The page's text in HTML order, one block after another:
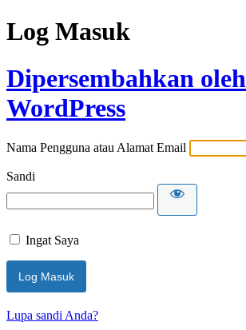
Log Masuk
Dipersembahkan oleh
WordPress
Nama Pengguna atau Alamat Email
Sandi
Ingat Saya
Lupa sandi Anda?